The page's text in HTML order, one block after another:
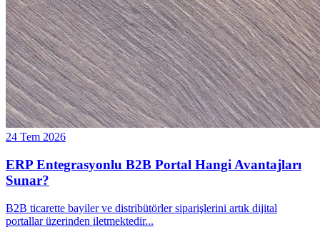
24 Tem 2026
ERP Entegrasyonlu B2B Portal Hangi Avantajları
Sunar?
B2B ticarette bayiler ve distribütörler siparişlerini artık dijital
portallar üzerinden iletmektedir...